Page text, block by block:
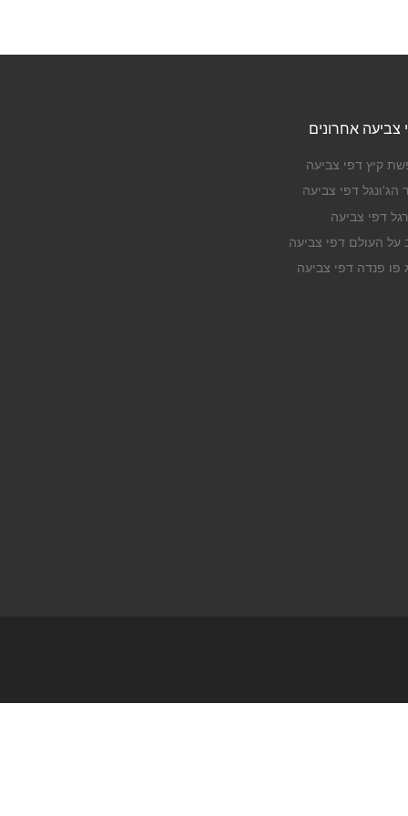
צביעה אחרונים
קיץ דפי צביעה
הג'ונגל דפי צביעה
דפי צביעה
על העולם דפי צביעה
פו פנדה דפי צביעה